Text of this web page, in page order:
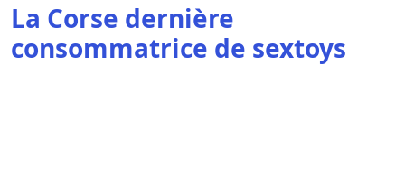
La Corse dernière
consommatrice de sextoys